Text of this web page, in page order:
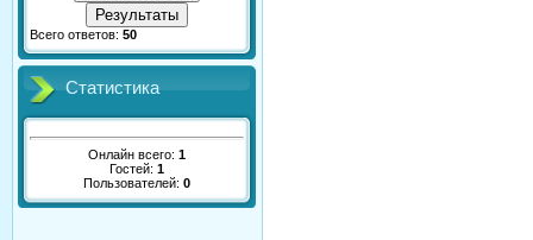
Результаты
Всего ответов: 50
Статистика
Онлайн всего: 1
Гостей: 1
Пользователей: 0